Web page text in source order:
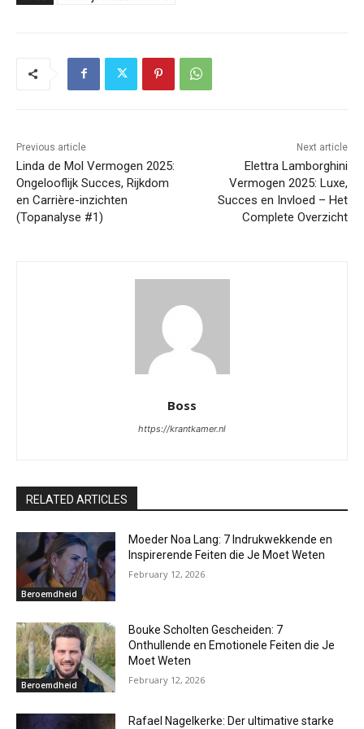
Previous article
Linda de Mol Vermogen 2025:
Ongelooflijk Succes, Rijkdom
en Carrière-inzichten
(Topanalyse #1)
Next article
Elettra Lamborghini
Vermogen 2025: Luxe,
Succes en Invloed – Het
Complete Overzicht
Boss
https://krantkamer.nl
RELATED ARTICLES
Beroemdheid
Moeder Noa Lang: 7 Indrukwekkende en
Inspirerende Feiten die Je Moet Weten
February 12, 2026
Beroemdheid
Bouke Scholten Gescheiden: 7
Onthullende en Emotionele Feiten die Je
Moet Weten
February 12, 2026
Rafael Nagelkerke: Der ultimative starke